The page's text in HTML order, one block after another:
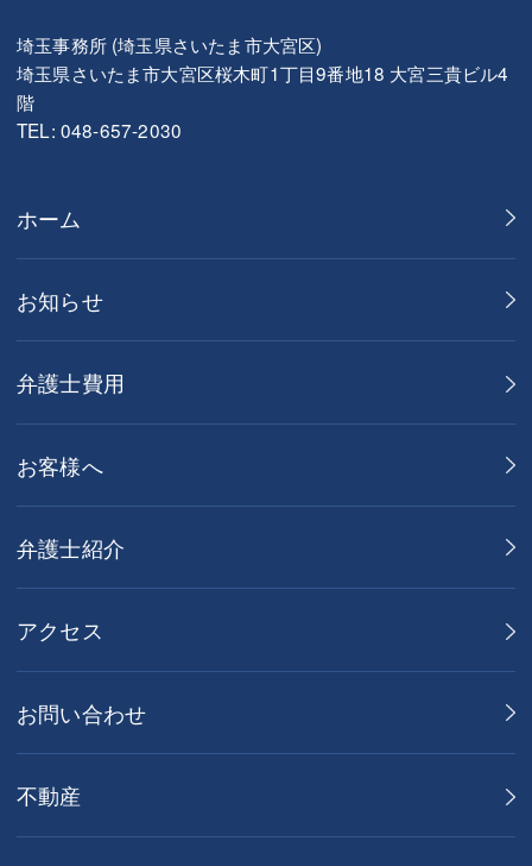
埼玉事務所 (埼玉県さいたま市大宮区)
埼玉県さいたま市大宮区桜木町1丁目9番地18 大宮三貴ビル4
階
TEL: 048-657-2030
ホーム
お知らせ
弁護士費用
お客様へ
弁護士紹介
アクセス
お問い合わせ
不動産